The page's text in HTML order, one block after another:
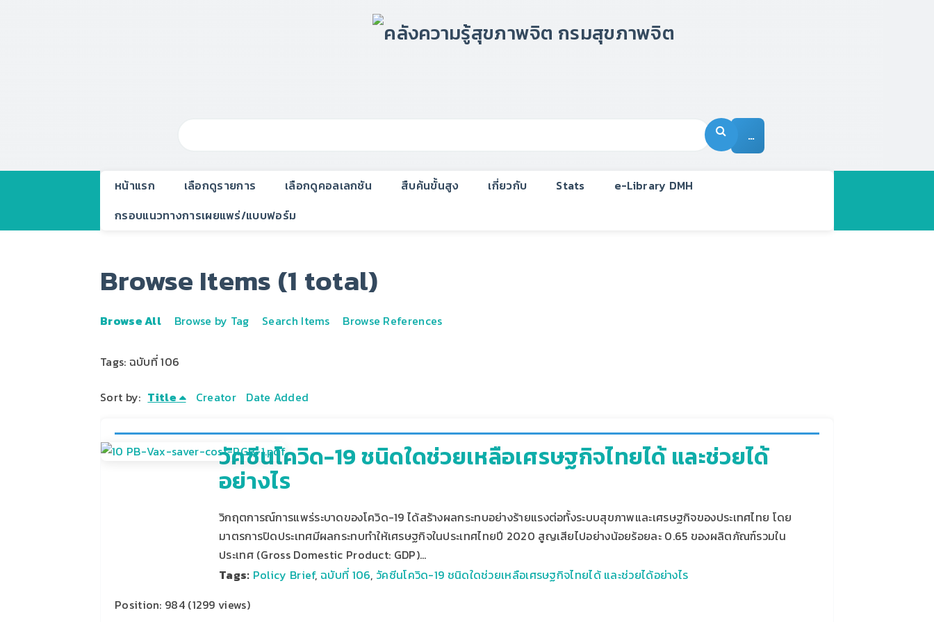
…
หน้าแรก เลือกดูรายการ เลือกดูคอลเลกชัน สืบค้นขั้นสูง เกี่ยวกับ Stats
e-Library DMH
กรอบแนวทางการเผยแพร่/แบบฟอร์ม
Browse Items (1 total)
Browse All Browse by Tag Search Items Browse References
Tags: ฉบับที่ 106
Sort by: Title Creator Date Added
วัคซีนโควิด-19 ชนิดใดช่วยเหลือเศรษฐกิจไทยได้ และช่วยได้
อย่างไร
วิกฤตการณ์การแพร่ระบาดของโควิด-19 ได้สร้างผลกระทบอย่างร้ายแรงต่อทั้งระบบสุขภาพและเศรษฐกิจของประเทศไทย โดย
มาตรการปิดประเทศมีผลกระทบทำให้เศรษฐกิจในประเทศไทยปี 2020 สูญเสียไปอย่างน้อยร้อยละ 0.65 ของผลิตภัณฑ์รวมใน
ประเทศ (Gross Domestic Product: GDP)…
Tags: Policy Brief,ฉบับที่ 106, วัคซีนโควิด-19 ชนิดใดช่วยเหลือเศรษฐกิจไทยได้ และช่วยได้อย่างไร
Position: 984(1299 views)